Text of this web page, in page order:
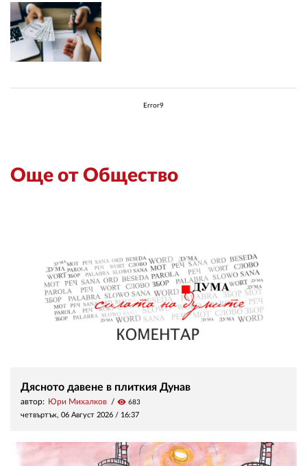
Error9
Още от Общество
Дясното давене в плиткия Дунав
автор: Юри Михалков visibility 683
четвъртък, 06 Август 2026 / 16:37